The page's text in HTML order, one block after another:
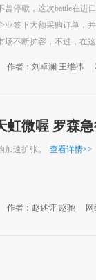
曾停歇，这次battle在进
业签下大额采购订单，
场不断扩容，不过，在
作者：刘卓澜 王维祎
虹微喔 罗森
加速扩张。 查看详情>>
作者：赵述评 赵驰 网